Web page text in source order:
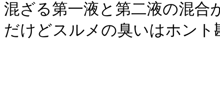
混ざる第一液と第二液の混合
だけどスルメの臭いはホント